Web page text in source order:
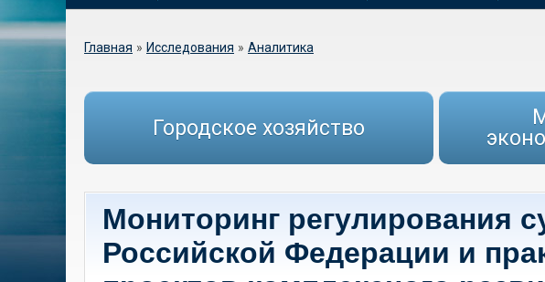
Вы здесь
Главная » Исследования » Аналитика
Городское хозяйство
Мониторинг регулирования
Российской Федерации и